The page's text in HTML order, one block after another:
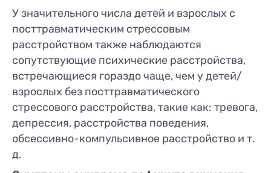
У значительного числа детей и взрослых с
посттравматическим стрессовым
расстройством также наблюдаются
сопутствующие психические расстройства,
встречающиеся гораздо чаще, чем у детей/
взрослых без посттравматического
стрессового расстройства, такие как: тревога,
депрессия, расстройства поведения,
обсессивно-компульсивное расстройство и т.
д.